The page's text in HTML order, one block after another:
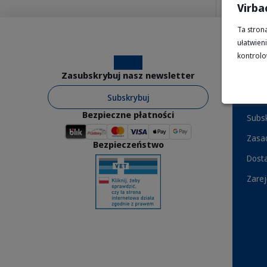
Zasubskrybuj nasz newsletter
Subskrybuj
Bezpieczne płatności
Bezpieczeństwo
Ta